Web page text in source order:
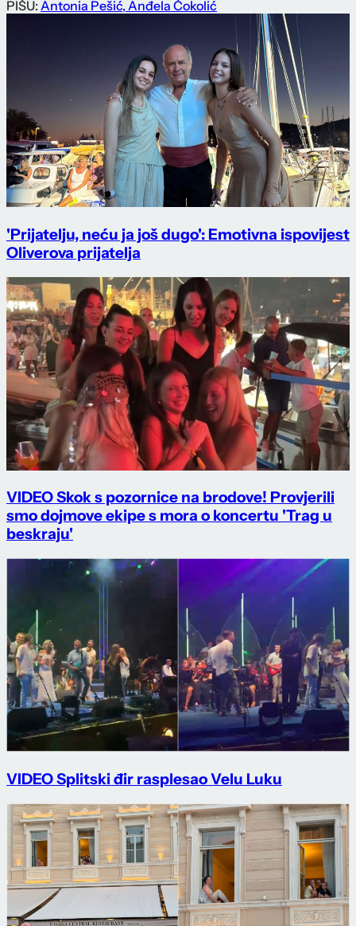
PIŠU: Antonia Pešić,Anđela Čokolić
'Prijatelju, neću ja još dugo': Emotivna ispovijest
Oliverova prijatelja
VIDEO Skok s pozornice na brodove! Provjerili
smo dojmove ekipe s mora o koncertu 'Trag u
beskraju'
VIDEO Splitski đir rasplesao Velu Luku